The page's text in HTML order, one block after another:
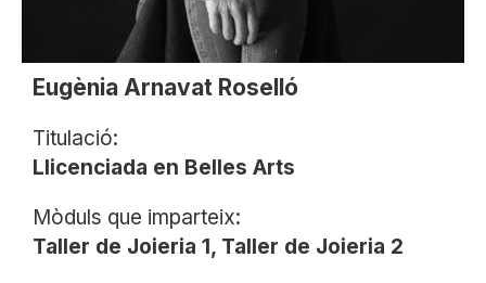
Eugènia Arnavat Roselló
Titulació:
Llicenciada en Belles Arts
Mòduls que imparteix:
Taller de Joieria 1, Taller de Joieria 2